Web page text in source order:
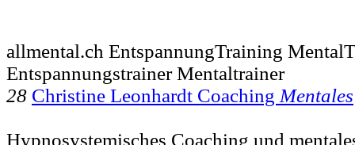
allmental.ch EntspannungTraining
Entspannungstrainer Mentaltrainer
28 Christine Leonhardt Coaching Mentales
Hypnosystemisches Coaching und